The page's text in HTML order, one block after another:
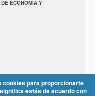
ECONOMÍA Y
cookies para proporcionarte
estás de acuerdo con